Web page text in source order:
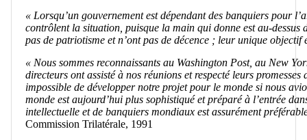
« Lorsqu’un gouvernement est dépendant des banquiers pour
contrôlent la situation, puisque la main qui donne est au-
pas de patriotisme et n’ont pas de décence ; leur unique objectif
« Nous sommes reconnaissants au Washington Post, au New
directeurs ont assisté à nos réunions et respecté leurs
impossible de développer notre projet pour le monde si nous
monde est aujourd’hui plus sophistiqué et préparé à l’entrée
intellectuelle et de banquiers mondiaux est assurément
Commission Trilatérale, 1991